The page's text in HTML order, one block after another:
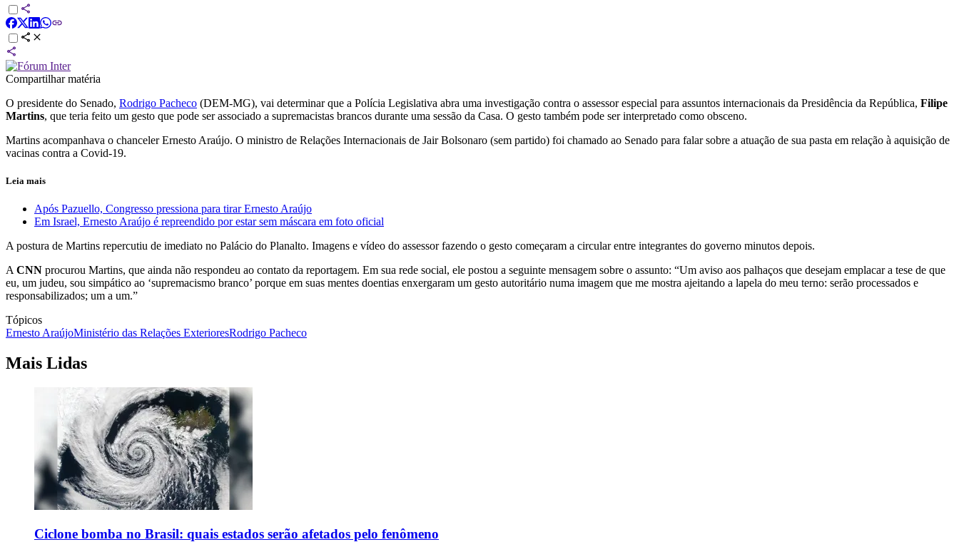
Compartilhar matéria
O presidente do Senado, Rodrigo Pacheco (DEM-MG), vai determinar que a Polícia Legislativa abra uma investigação contra o assessor especial para assuntos internacionais da Presidência da República, Filipe
Martins, que teria feito um gesto que pode ser associado a supremacistas brancos durante uma sessão da Casa. O gesto também pode ser interpretado como obsceno.
Martins acompanhava o chanceler Ernesto Araújo. O ministro de Relações Internacionais de Jair Bolsonaro (sem partido) foi chamado ao Senado para falar sobre a atuação de sua pasta em relação à aquisição de
vacinas contra a Covid-19.
Leia mais
Após Pazuello, Congresso pressiona para tirar Ernesto Araújo
Em Israel, Ernesto Araújo é repreendido por estar sem máscara em foto oficial
A postura de Martins repercutiu de imediato no Palácio do Planalto. Imagens e vídeo do assessor fazendo o gesto começaram a circular entre integrantes do governo minutos depois.
A CNN procurou Martins, que ainda não respondeu ao contato da reportagem. Em sua rede social, ele postou a seguinte mensagem sobre o assunto: “Um aviso aos palhaços que desejam emplacar a tese de que
eu, um judeu, sou simpático ao ‘supremacismo branco’ porque em suas mentes doentias enxergaram um gesto autoritário numa imagem que me mostra ajeitando a lapela do meu terno: serão processados e
responsabilizados; um a um.”
Tópicos
Ernesto AraújoMinistério das Relações ExterioresRodrigo Pacheco
Mais Lidas
Ciclone bomba no Brasil: quais estados serão afetados pelo fenômeno